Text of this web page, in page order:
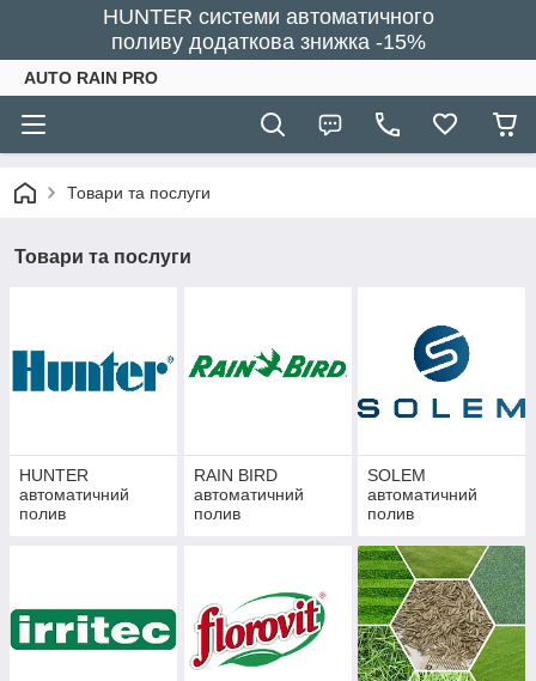
HUNTER системи автоматичного
поливу додаткова знижка -15%
AUTO RAIN PRO
Товари та послуги
Товари та послуги
HUNTER
автоматичний
полив
RAIN BIRD
автоматичний
полив
SOLEM
автоматичний
полив